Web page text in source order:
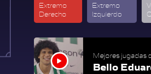
Extremo
Derecho
Extremo
Izquierdo
Mejores jugadas
Bello